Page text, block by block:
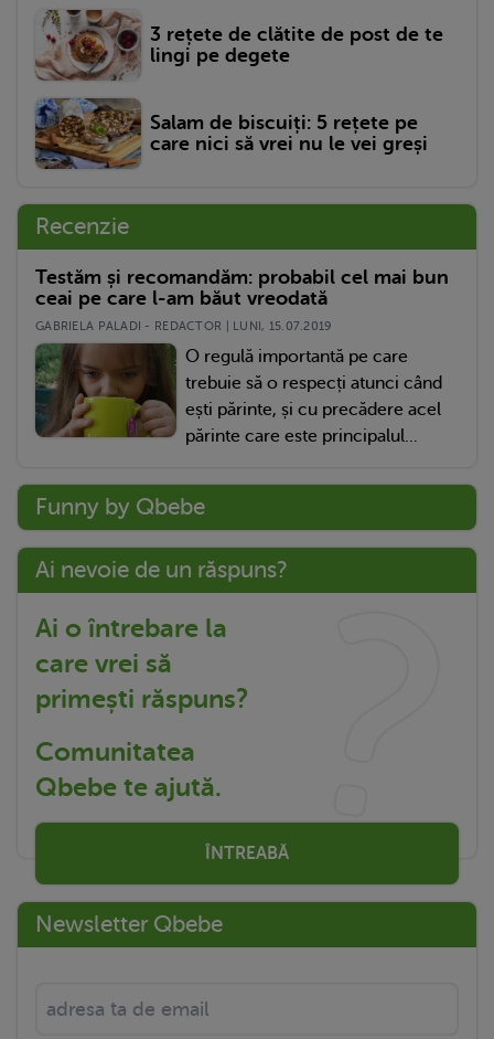
3 rețete de clătite de post de te
lingi pe degete
Salam de biscuiți: 5 rețete pe
care nici să vrei nu le vei greși
Recenzie
Testăm și recomandăm: probabil cel mai bun
ceai pe care l-am băut vreodată
GABRIELA PALADI - REDACTOR | LUNI, 15.07.2019
O regulă importantă pe care
trebuie să o respecți atunci când
ești părinte, și cu precădere acel
părinte care este principalul...
Funny by Qbebe
Ai nevoie de un răspuns?
Ai o întrebare la
care vrei să
primești răspuns?
Comunitatea
Qbebe te ajută.
ÎNTREABĂ
Newsletter Qbebe